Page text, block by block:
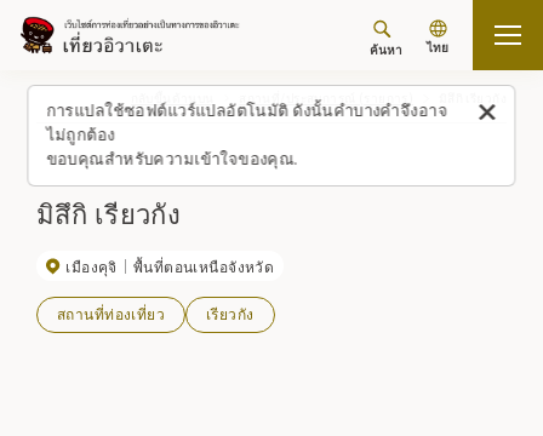
การแปลใช้ซอฟต์แวร์แปลอัตโนมัติ ดังนั้นคำบางคำจึงอาจ
ไม่ถูกต้อง
ขอบคุณสำหรับความเข้าใจของคุณ.
ค้นหา ไทย
กลับขึ้นด้านบน สถานที่/ประสบการณ์ (รายการ)
มิสึกิ เรียวกัง
เมืองคุจิ พื้นที่ตอนเหนือจังหวัด
สถานที่ท่องเที่ยว เรียวกัง